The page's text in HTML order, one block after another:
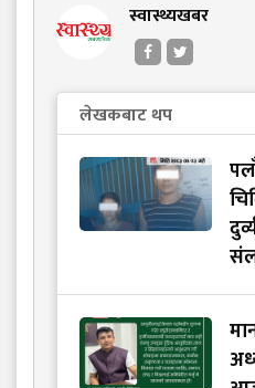
स्वास्थ्यखबर
लेखकबाट थप